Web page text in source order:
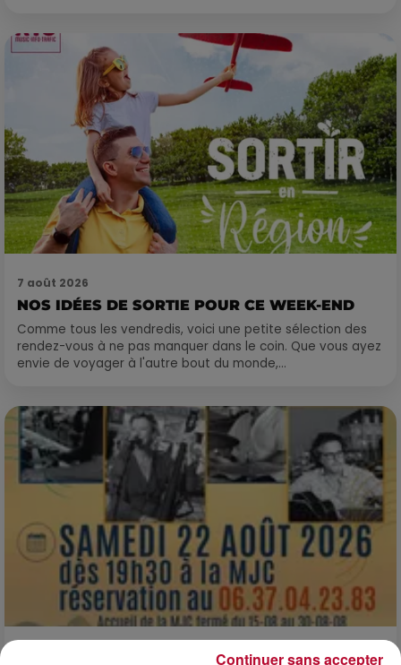
7 août 2026
NOS IDÉES DE SORTIE POUR CE WEEK-END
Comme tous les vendredis, voici une petite sélection des
rendez-vous à ne pas manquer dans le coin. Que vous ayez
envie de voyager à l'autre bout du monde,...
Continuer sans accepter